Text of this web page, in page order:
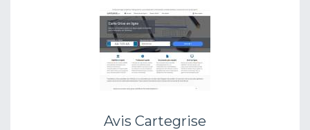
Avis Cartegrise